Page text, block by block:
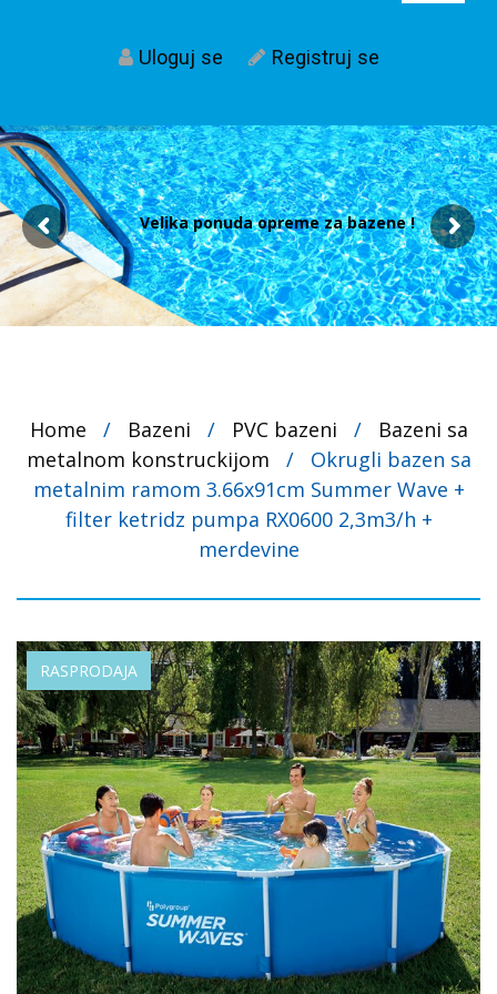
Uloguj se Registruj se
Velika ponuda opreme za bazene !
Home / Bazeni / PVC bazeni /
Bazeni sa
metalnom konstruckijom
/
Okrugli bazen sa
metalnim ramom 3.66x91cm Summer Wave +
filter ketridz pumpa RX0600 2,3m3/h +
merdevine
RASPRODAJA